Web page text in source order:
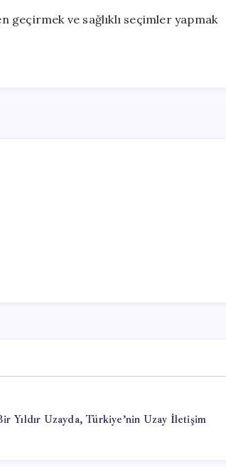
geçirmek ve sağlıklı seçimler yapmak
Yıldır Uzayda, Türkiye’nin Uzay İletişim